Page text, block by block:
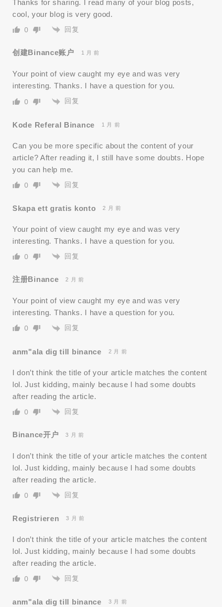
Thanks for sharing. I read many of your blog posts,
cool, your blog is very good.
0 回复
创建Binance账户 1 月 前
Your point of view caught my eye and was very
interesting. Thanks. I have a question for you.
0 回复
Kode Referal Binance 1 月 前
Can you be more specific about the content of your
article? After reading it, I still have some doubts. Hope
you can help me.
0 回复
Skapa ett gratis konto 2 月 前
Your point of view caught my eye and was very
interesting. Thanks. I have a question for you.
0 回复
注册Binance 2 月 前
Your point of view caught my eye and was very
interesting. Thanks. I have a question for you.
0 回复
anm"ala dig till binance 2 月 前
I don’t think the title of your article matches the content
lol. Just kidding, mainly because I had some doubts
after reading the article.
0 回复
Binance开户 3 月 前
I don’t think the title of your article matches the content
lol. Just kidding, mainly because I had some doubts
after reading the article.
0 回复
Registrieren 3 月 前
I don’t think the title of your article matches the content
lol. Just kidding, mainly because I had some doubts
after reading the article.
0 回复
anm"ala dig till binance 3 月 前